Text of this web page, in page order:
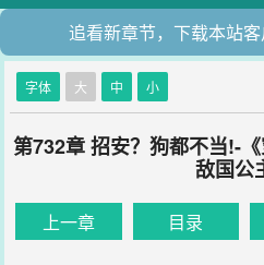
追看新章节，下载本站
字体 大 中 小
第732章 招安？狗都不当!-
敌国公
上一章 目录